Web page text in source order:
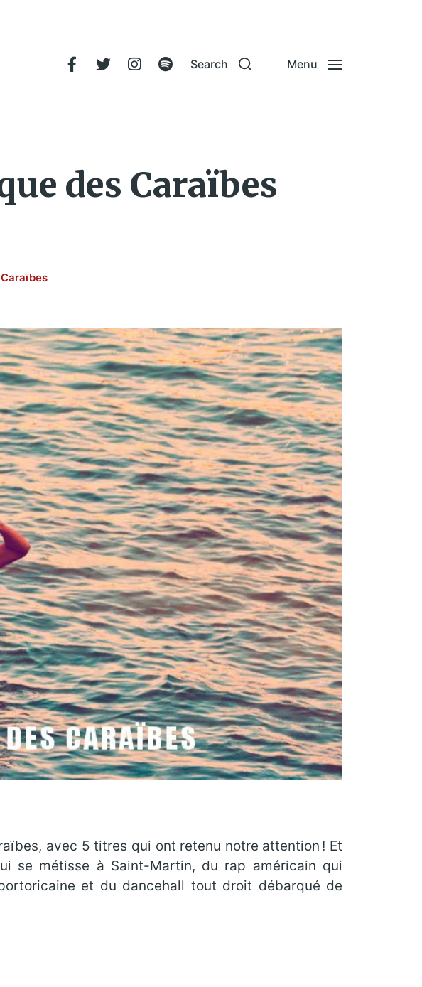
Search Menu
des Caraïbes
avec 5 titres qui ont retenu notre attention ! Et
se métisse à Saint-Martin, du rap américain qui
et du dancehall tout droit débarqué de